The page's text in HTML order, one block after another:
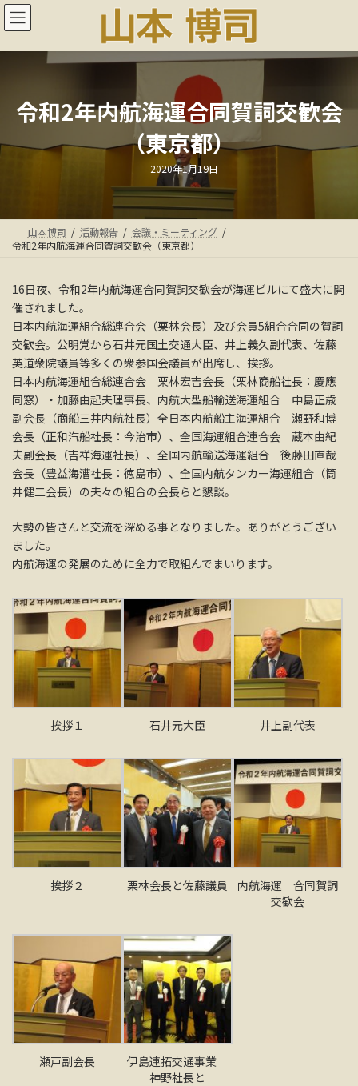
コ
ン
ン
プ
ナ
ビ
ー
動
令和2年内航海運合同賀詞交歓会
（東京都）
最
終
更
新
日
時
:
2020年1月19日
山本博司 活動報告
会議・ミーティング
令和2年内航海運合同賀詞交歓会（東京都）
16日夜、令和2年内航海運合同賀詞交歓会が海運ビルにて盛大に開
催されました。
日本内航海運組合総連合会（栗林会長）及び会員5組合合同の賀詞
交歓会。公明党から石井元国土交通大臣、井上義久副代表、佐藤
英道衆院議員等多くの衆参国会議員が出席し、挨拶。
日本内航海運組合総連合会 栗林宏吉会長（栗林商船社長：慶應
同窓）・加藤由起夫理事長、内航大型船輸送海運組合 中島正歳
副会長（商船三井内航社長）全日本内航船主海運組合 瀬野和博
会長（正和汽船社長：今治市）、全国海運組合連合会 蔵本由紀
夫副会長（吉祥海運社長）、全国内航輸送海運組合 後藤田直哉
会長（豊益海漕社長：徳島市）、全国内航タンカー海運組合（筒
井健二会長）の夫々の組合の会長らと懇談。
大勢の皆さんと交流を深める事となりました。ありがとうござい
ました。
内航海運の発展のために全力で取組んでまいります。
挨拶１ 石井元大臣 井上副代表
挨拶２ 栗林会長と佐藤議員
内航海運 合同賀詞
交歓会
瀬戸副会長
伊島連拓交通事業
神野社長と